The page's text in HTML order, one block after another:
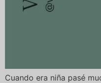
Cuando era niña pasé